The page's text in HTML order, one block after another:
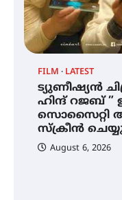
FILM LATEST
ട്യുണീഷ്യൻ
ഹിന്ദ് റജബ് ”
സൊസൈറ്റി
സ്‌ക്രീൻ
August 6, 2026
ഓഫ്